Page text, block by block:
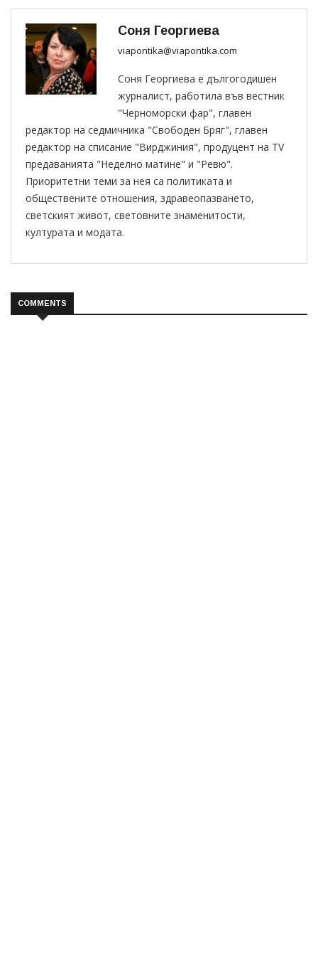
Соня Георгиева
viapontika@viapontika.com
Соня Георгиева е дългогодишен
журналист, работила във вестник
"Черноморски фар", главен
редактор на седмичника "Свободен Бряг", главен
редактор на списание "Вирджиния", продуцент на TV
предаванията "Неделно матине" и "Ревю".
Приоритетни теми за нея са политиката и
обществените отношения, здравеопазването,
светският живот, световните знаменитости,
културата и модата.
COMMENTS